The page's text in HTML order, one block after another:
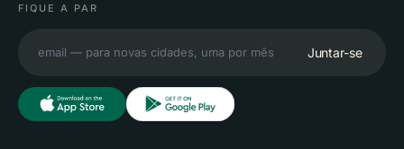
FIQUE A PAR
Juntar-se